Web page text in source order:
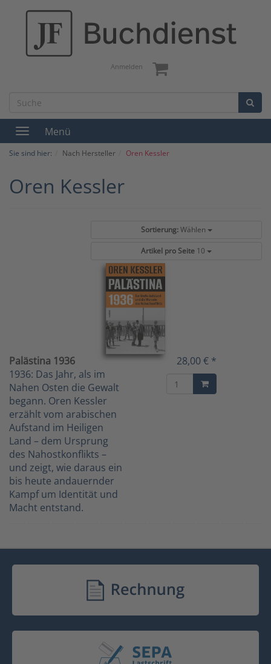
Anmelden
Toggle
navigation
Menü
Sie sind hier: Nach Hersteller Oren Kessler
Oren Kessler
Sortierung: Wählen
Artikel pro Seite 10
Palästina 1936
1936: Das Jahr, als im
Nahen Osten die Gewalt
begann. Oren Kessler
erzählt vom arabischen
Aufstand im Heiligen
Land – dem Ursprung
des Nahostkonflikts –
und zeigt, wie daraus ein
bis heute andauernder
Kampf um Identität und
Macht entstand.
28,00 € *